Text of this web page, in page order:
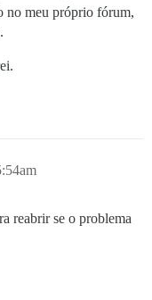
no meu próprio fórum,
reabrir se o problema